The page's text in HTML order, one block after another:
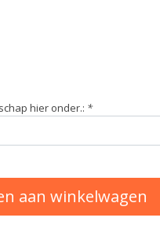
hier onder.: *
aan winkelwagen